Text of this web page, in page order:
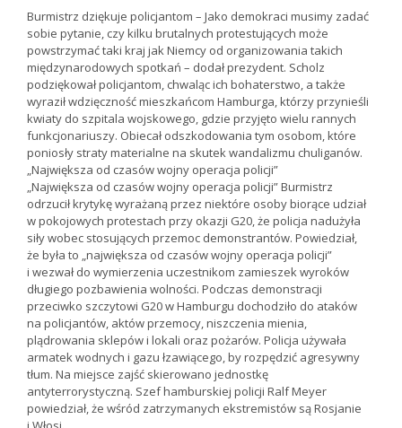
Burmistrz dziękuje policjantom – Jako demokraci musimy zadać
sobie pytanie, czy kilku brutalnych protestujących może
powstrzymać taki kraj jak Niemcy od organizowania takich
międzynarodowych spotkań – dodał prezydent. Scholz
podziękował policjantom, chwaląc ich bohaterstwo, a także
wyraził wdzięczność mieszkańcom Hamburga, którzy przynieśli
kwiaty do szpitala wojskowego, gdzie przyjęto wielu rannych
funkcjonariuszy. Obiecał odszkodowania tym osobom, które
poniosły straty materialne na skutek wandalizmu chuliganów.
„Największa od czasów wojny operacja policji”
„Największa od czasów wojny operacja policji” Burmistrz
odrzucił krytykę wyrażaną przez niektóre osoby biorące udział
w pokojowych protestach przy okazji G20, że policja nadużyła
siły wobec stosujących przemoc demonstrantów. Powiedział,
że była to „największa od czasów wojny operacja policji”
i wezwał do wymierzenia uczestnikom zamieszek wyroków
długiego pozbawienia wolności. Podczas demonstracji
przeciwko szczytowi G20 w Hamburgu dochodziło do ataków
na policjantów, aktów przemocy, niszczenia mienia,
plądrowania sklepów i lokali oraz pożarów. Policja używała
armatek wodnych i gazu łzawiącego, by rozpędzić agresywny
tłum. Na miejsce zajść skierowano jednostkę
antyterrorystyczną. Szef hamburskiej policji Ralf Meyer
powiedział, że wśród zatrzymanych ekstremistów są Rosjanie